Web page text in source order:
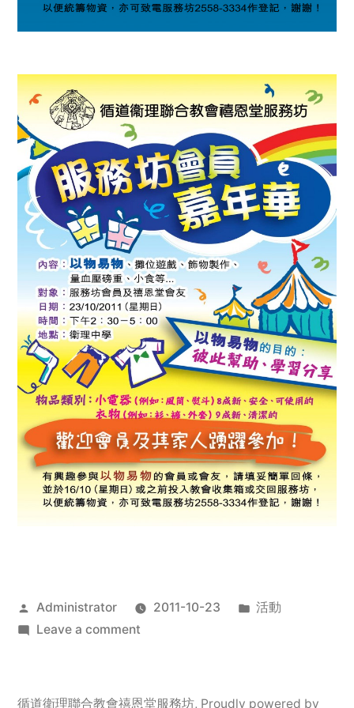
Posted
by
Administrator 2011-10-23
Posted
活動
Leave a commenton
服
循道衛理聯合教會禧恩堂服務坊, Proudly powered by